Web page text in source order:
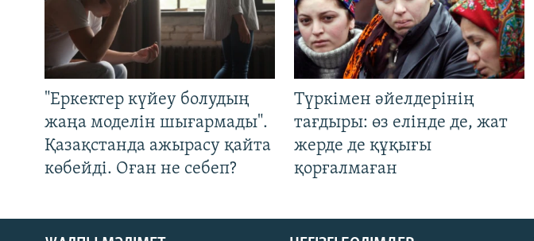
"Еркектер күйеу болудың
жаңа моделін шығармады".
Қазақстанда ажырасу қайта
көбейді. Оған не себеп?
Түркімен әйелдерінің
тағдыры: өз елінде де, жат
жерде де құқығы
қорғалмаған